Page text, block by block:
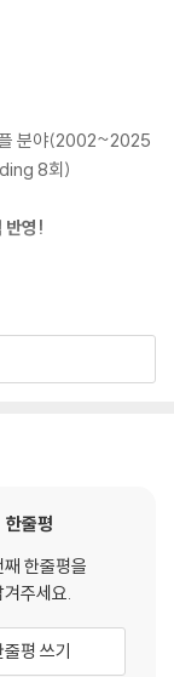
플 분야(2002~2025
8회)
영!
반영된 교재로 시
전략을 학습하고
영!
운 문제 유형을 철
비할 수 있습니다.
한줄평
째 한줄평을
겨주세요.
줄평 쓰기